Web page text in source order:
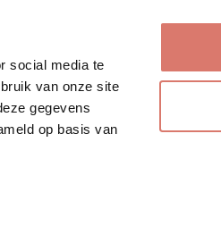
social media te
van onze site
gegevens
op basis van